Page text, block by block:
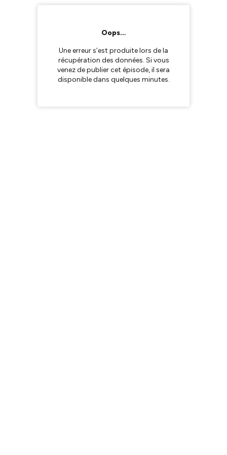
Oops…
Une erreur s’est produite lors de la
récupération des données. Si vous
venez de publier cet épisode, il sera
disponible dans quelques minutes.